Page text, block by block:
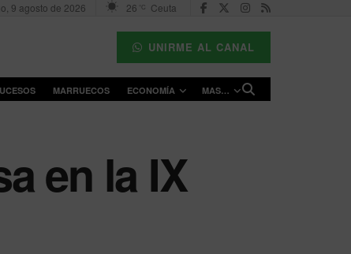
9 agosto de 2026 26 °C Ceuta
UNIRME AL CANAL
MARRUECOS ECONOMÍA MAS…
en la IX